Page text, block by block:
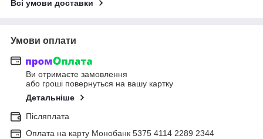
Всі умови доставки
Умови оплати
Ви отримаєте замовлення
або гроші повернуться на вашу картку
Детальніше
Післяплата
Оплата на карту Монобанк 5375 4114 2289 2344